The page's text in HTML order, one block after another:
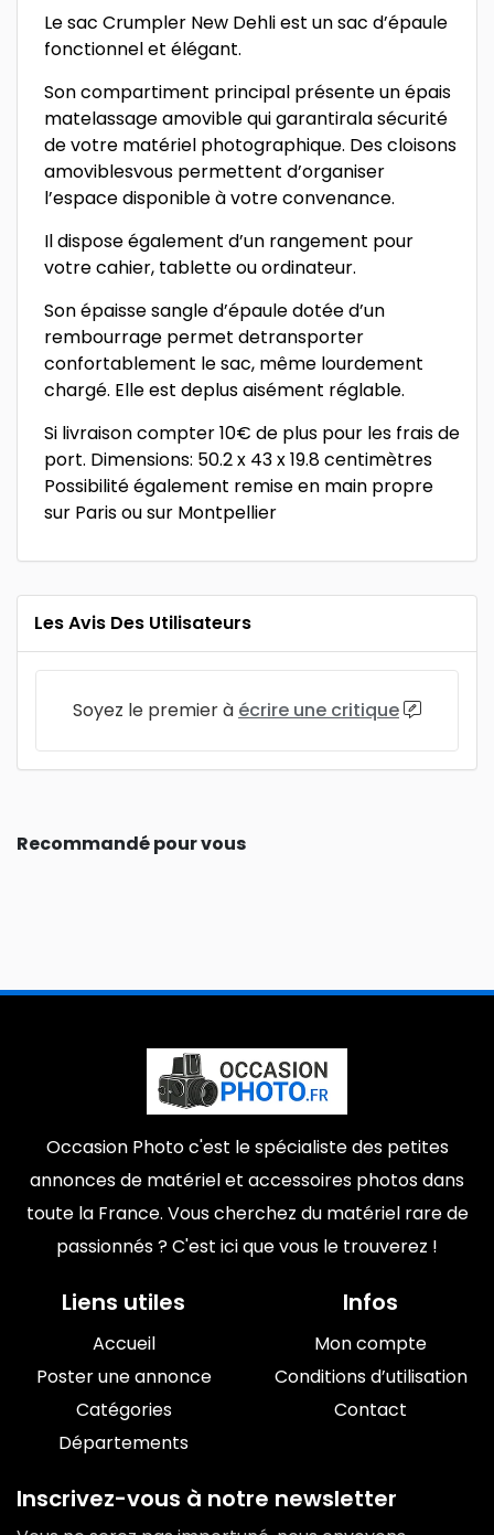
Le sac Crumpler New Dehli est un sac d’épaule
fonctionnel et élégant.
Son compartiment principal présente un épais
matelassage amovible qui garantirala sécurité
de votre matériel photographique. Des cloisons
amoviblesvous permettent d’organiser
l’espace disponible à votre convenance.
Il dispose également d’un rangement pour
votre cahier, tablette ou ordinateur.
Son épaisse sangle d’épaule dotée d’un
rembourrage permet detransporter
confortablement le sac, même lourdement
chargé. Elle est deplus aisément réglable.
Si livraison compter 10€ de plus pour les frais de
port. Dimensions: 50.2 x 43 x 19.8 centimètres
Possibilité également remise en main propre
sur Paris ou sur Montpellier
Les Avis Des Utilisateurs
Soyez le premier à écrire une critique
Recommandé pour vous
Occasion Photo c'est le spécialiste des petites
annonces de matériel et accessoires photos dans
toute la France. Vous cherchez du matériel rare de
passionnés ? C'est ici que vous le trouverez !
Liens utiles
Accueil
Poster une annonce
Catégories
Départements
Infos
Mon compte
Conditions d’utilisation
Contact
Inscrivez-vous à notre newsletter